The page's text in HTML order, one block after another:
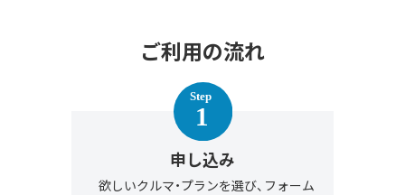
ご利用の流れ
申し込み
欲しいクルマ・プランを選び、フォーム